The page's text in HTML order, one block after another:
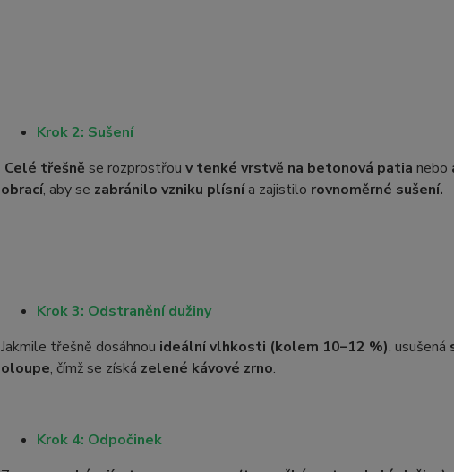
Krok 2: Sušení
Celé třešně se rozprostřou v tenké vrstvě na betonová patia nebo
obrací, aby se zabránilo vzniku plísnía zajistilo rovnoměrné sušení.
Krok 3: Odstranění dužiny
Jakmile třešně dosáhnou ideální vlhkosti (kolem 10–12 %), usušená
oloupe, čímž se získá zelené kávové zrno.
Krok 4: Odpočinek